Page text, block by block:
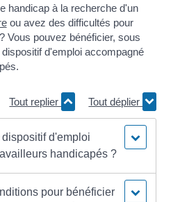
handicap à la recherche d'un
ou avez des difficultés pour
Vous pouvez bénéficier, sous
d'emploi accompagné
Tout replier Tout déplier
d'emploi
handicapés ?
pour bénéficier